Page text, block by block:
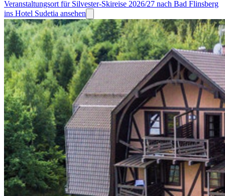
Veranstaltungsort für Silvester-Skireise 2026/27 nach Bad Flinsberg
ins Hotel Sudetia ansehen